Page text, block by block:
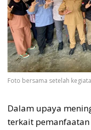
Foto bersama setelah
Dalam upaya
terkait